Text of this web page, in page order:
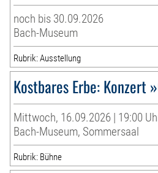
noch bis 30.09.2026
Bach-Museum
Rubrik: Ausstellung
Kostbares Erbe: Konzert
Mittwoch, 16.09.2026 | 19:00
Bach-Museum, Sommersaal
Rubrik: Bühne